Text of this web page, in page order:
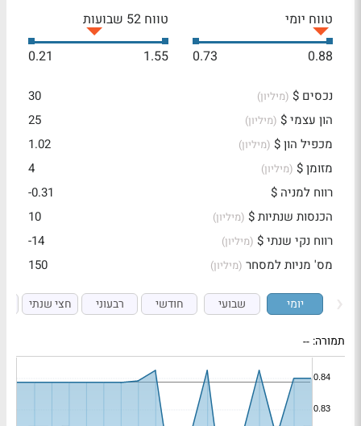
טווח יומי
0.88
0.73
טווח 52 שבועות
1.55
0.21
נכסים $ (מיליון)
30
הון עצמי $ (מיליון)
25
מכפיל הון $ (מיליון)
1.02
מזומן $ (מיליון)
4
רווח למניה $
-0.31
הכנסות שנתיות $ (מיליון)
10
רווח נקי שנתי $ (מיליון)
-14
מס' מניות למסחר (מיליון) 150
יומי שבועי חודשי רבעוני חצי שנתי
תמורה: --